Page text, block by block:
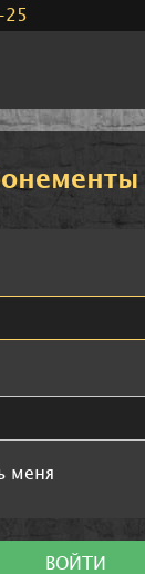
меня
ВОЙТИ
25